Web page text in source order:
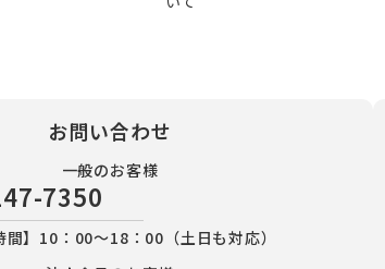
お問い合わせ
一般のお客様
7350
間】10：00～18：00（土日も対応）